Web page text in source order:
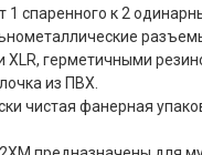
1 спаренного к 2
XLR, герметичными
из ПВХ.
чистая фанерная